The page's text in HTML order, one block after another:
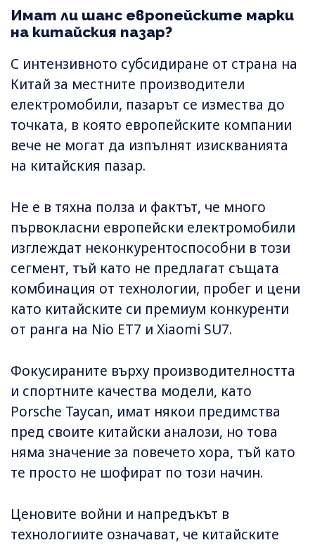
Имат ли шанс европейските марки
на китайския пазар?
С интензивното субсидиране от страна на
Китай за местните производители
електромобили, пазарът се измества до
точката, в която европейските компании
вече не могат да изпълнят изискванията
на китайския пазар.
Не е в тяхна полза и фактът, че много
първокласни европейски електромобили
изглеждат неконкурентоспособни в този
сегмент, тъй като не предлагат същата
комбинация от технологии, пробег и цени
като китайските си премиум конкуренти
от ранга на Nio ET7 и Xiaomi SU7.
Фокусираните върху производителността
и спортните качества модели, като
Porsche Taycan, имат някои предимства
пред своите китайски аналози, но това
няма значение за повечето хора, тъй като
те просто не шофират по този начин.
Ценовите войни и напредъкът в
технологиите означават, че китайските